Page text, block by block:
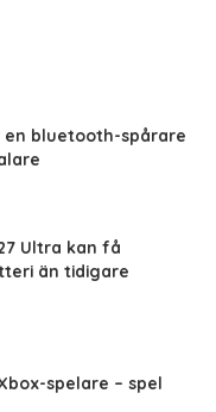
en bluetooth-spårare
Ultra kan få
än tidigare
spelare – spel